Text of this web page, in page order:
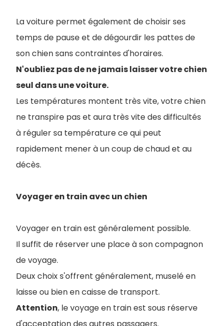
La voiture permet également de choisir ses
temps de pause et de dégourdir les pattes de
son chien sans contraintes d'horaires.
N'oubliez pas de ne jamais laisser votre chien
seul dans une voiture.
Les températures montent très vite, votre chien
ne transpire pas et aura très vite des difficultés
à réguler sa température ce qui peut
rapidement mener à un coup de chaud et au
décès.
Voyager en train avec un chien
Voyager en train est généralement possible.
Il suffit de réserver une place à son compagnon
de voyage.
Deux choix s'offrent généralement, muselé en
laisse ou bien en caisse de transport.
Attention, le voyage en train est sous réserve
d'acceptation des autres passagers.